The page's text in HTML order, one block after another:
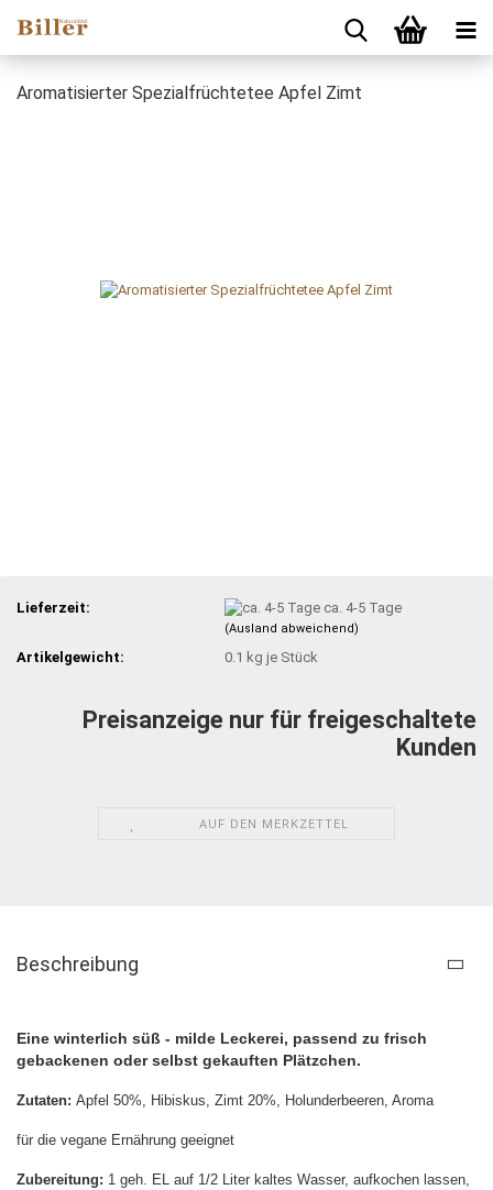
Aromatisierter Spezialfrüchtetee Apfel Zimt
Lieferzeit: ca. 4-5 Tage
(Ausland abweichend)
Artikelgewicht: 0.1 kg je Stück
Preisanzeige nur für freigeschaltete
Kunden
AUF DEN MERKZETTEL
Beschreibung
Eine winterlich süß - milde Leckerei, passend zu frisch
gebackenen oder selbst gekauften Plätzchen.
Zutaten: Apfel 50%, Hibiskus, Zimt 20%, Holunderbeeren, Aroma
für die vegane Ernährung geeignet
Zubereitung: 1 geh. EL auf 1/2 Liter kaltes Wasser, aufkochen lassen,